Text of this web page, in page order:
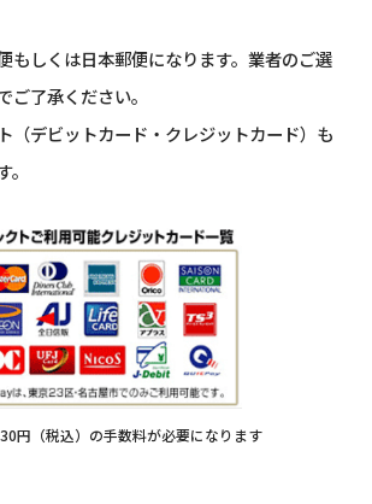
もしくは日本郵便になります。業者のご選
ご了承ください。
（デビットカード・クレジットカード）も
円（税込）の手数料が必要になります